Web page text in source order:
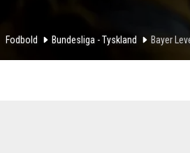
Fodbold Bundesliga - Tyskland Bayer